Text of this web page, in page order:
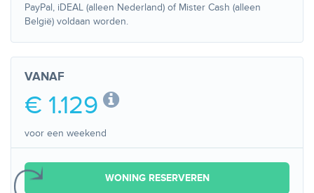
PayPal, iDEAL (alleen Nederland) of Mister Cash (alleen
België) voldaan worden.
VANAF
€ 1.129
voor een weekend
WONING RESERVEREN